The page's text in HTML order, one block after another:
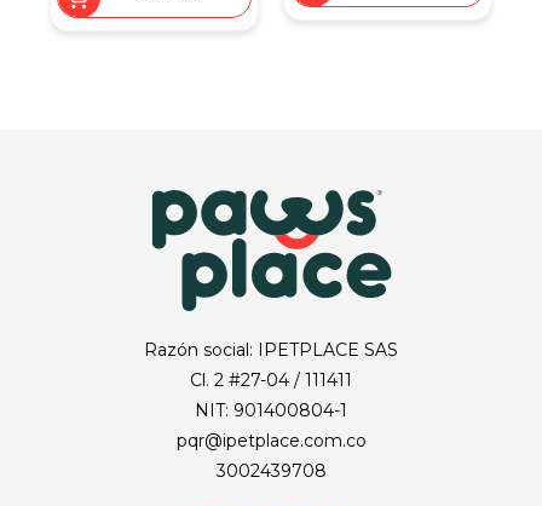
Razón social: IPETPLACE SAS
Cl. 2 #27-04 / 111411
NIT: 901400804-1
pqr@ipetplace.com.co
3002439708